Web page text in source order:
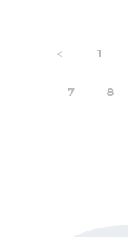
＜ 1
7 8